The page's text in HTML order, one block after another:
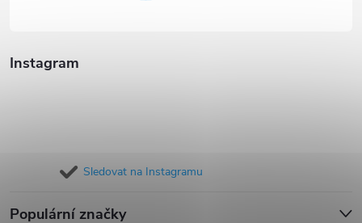
Instagram
Sledovat na Instagramu
Populární značky